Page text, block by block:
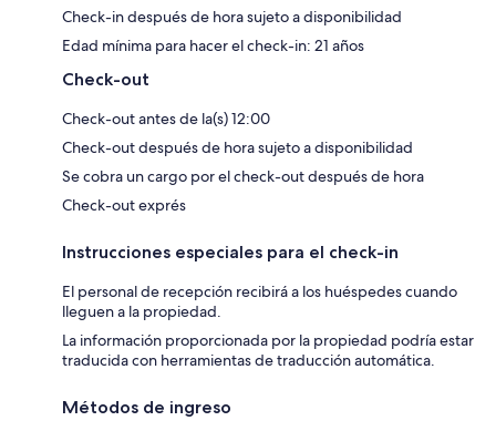
Check-in después de hora sujeto a disponibilidad
Edad mínima para hacer el check-in: 21 años
Check-out
Check-out antes de la(s) 12:00
Check-out después de hora sujeto a disponibilidad
Se cobra un cargo por el check-out después de hora
Check-out exprés
Instrucciones especiales para el check-in
El personal de recepción recibirá a los huéspedes cuando
lleguen a la propiedad.
La información proporcionada por la propiedad podría estar
traducida con herramientas de traducción automática.
Métodos de ingreso